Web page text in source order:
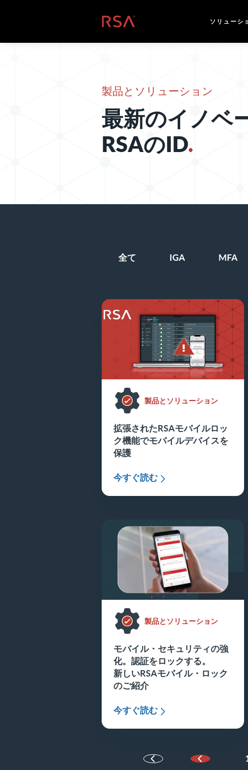
ホーム ソリューシ
製品とソリューション
最新のイノベ
RSAのID.
全て IGA MFA
製品とソリューション
拡張されたRSAモバイルロッ
ク機能でモバイルデバイスを
保護
今すぐ読む
製品とソリューション
モバイル・セキュリティの強
化。認証をロックする。
新しいRSAモバイル・ロック
のご紹介
今すぐ読む
前のページ